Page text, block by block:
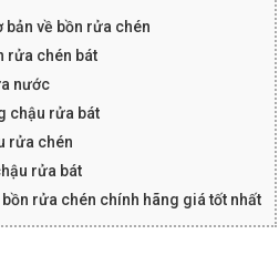
bản về bồn rửa chén
rửa chén bát
nước
chậu rửa bát
rửa chén
rửa bát
rửa chén chính hãng giá tốt nhất